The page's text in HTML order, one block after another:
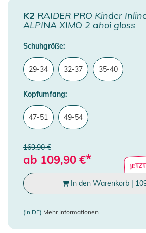
K2 RAIDER PRO Kinder
ALPINA XIMO 2 ahoi gloss
Schuhgröße:
29-34 32-37 35-40
Kopfumfang:
47-51 49-54
169,90 €
ab 109,90 €*
In den Warenkorb |
(in DE) Mehr Informationen